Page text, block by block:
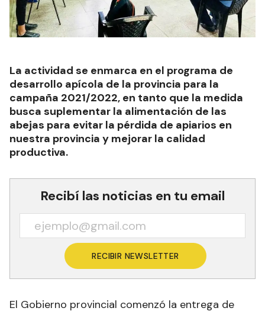
La actividad se enmarca en el programa de
desarrollo apícola de la provincia para la
campaña 2021/2022, en tanto que la medida
busca suplementar la alimentación de las
abejas para evitar la pérdida de apiarios en
nuestra provincia y mejorar la calidad
productiva.
Recibí las noticias en tu email
RECIBIR NEWSLETTER
El Gobierno provincial comenzó la entrega de